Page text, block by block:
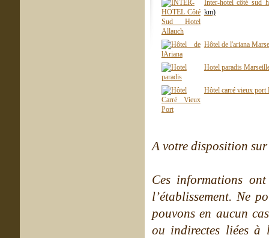
Inter-hotel côté sud
km)
Hôtel de l'ariana
Hotel paradis
Hôtel carré vieux
A votre disposition
Ces informations
l’établissement. Ne
pouvons en aucun
ou indirectes liées à